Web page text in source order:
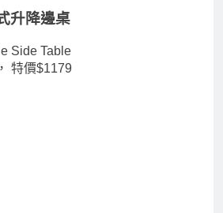
升降邊桌
Side Table
特價$1179